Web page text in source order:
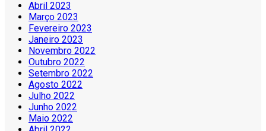
Abril 2023
Março 2023
Fevereiro 2023
Janeiro 2023
Novembro 2022
Outubro 2022
Setembro 2022
Agosto 2022
Julho 2022
Junho 2022
Maio 2022